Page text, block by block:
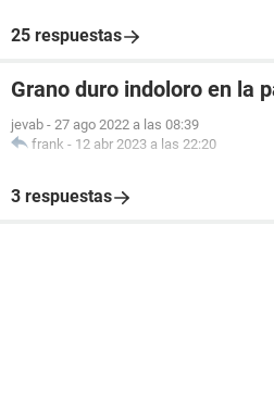
25 respuestas
Grano duro indoloro en la
jevab - 27 ago 2022 a las 08:39
frank - 12 abr 2023 a las 22:20
3 respuestas